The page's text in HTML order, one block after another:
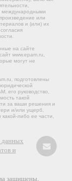
международными
или
и (или) их
на сайте
www.epam.ru,
могут не
подготовлены
его руководство,
такой
за ваши решения и
и/или ущерб,
либо ее части,
данных
и
защищены.